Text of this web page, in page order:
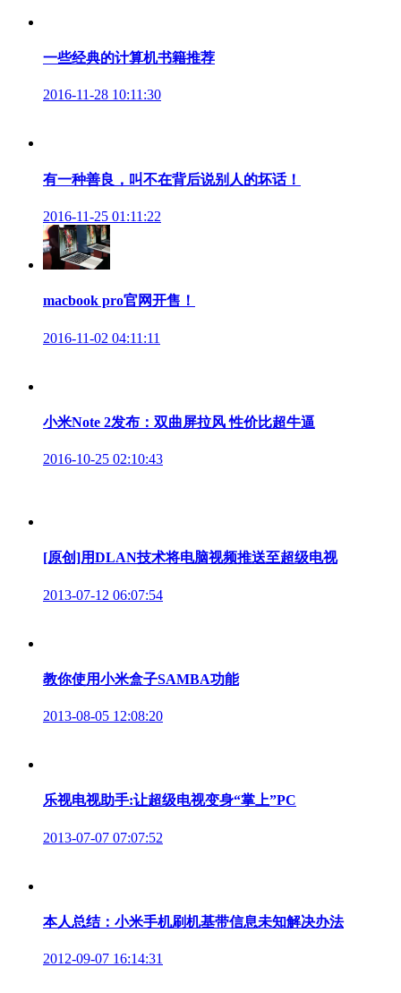
一些经典的计算机书籍推荐
2016-11-28 10:11:30
有一种善良，叫不在背后说别人的坏话！
2016-11-25 01:11:22
macbook pro官网开售！
2016-11-02 04:11:11
小米Note 2发布：双曲屏拉风 性价比超牛逼
2016-10-25 02:10:43
[原创]用DLAN技术将电脑视频推送至超级电视
2013-07-12 06:07:54
教你使用小米盒子SAMBA功能
2013-08-05 12:08:20
乐视电视助手:让超级电视变身“掌上”PC
2013-07-07 07:07:52
本人总结：小米手机刷机基带信息未知解决办法
2012-09-07 16:14:31